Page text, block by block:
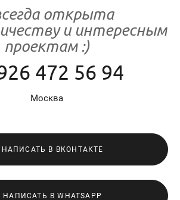
открыта
и интересным
проектам :)
472 56 94
Москва
НАПИСАТЬ В ВКОНТАКТЕ
НАПИСАТЬ В WHATSAPP